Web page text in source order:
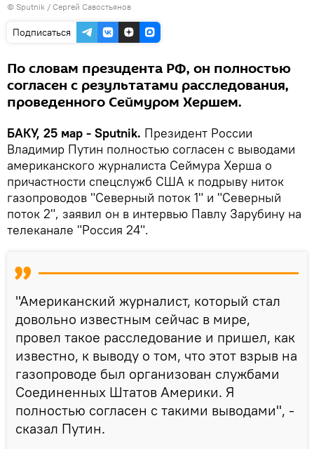
© Sputnik / Сергей Савостьянов
Подписаться
По словам президента РФ, он полностью
согласен с результатами расследования,
проведенного Сеймуром Хершем.
БАКУ, 25 мар - Sputnik. Президент России
Владимир Путин полностью согласен с выводами
американского журналиста Сеймура Херша о
причастности спецслужб США к подрыву ниток
газопроводов "Северный поток 1" и "Северный
поток 2", заявил он в интервью Павлу Зарубину на
телеканале "Россия 24".
"Американский журналист, который стал
довольно известным сейчас в мире,
провел такое расследование и пришел, как
известно, к выводу о том, что этот взрыв на
газопроводе был организован службами
Соединенных Штатов Америки. Я
полностью согласен с такими выводами", -
сказал Путин.